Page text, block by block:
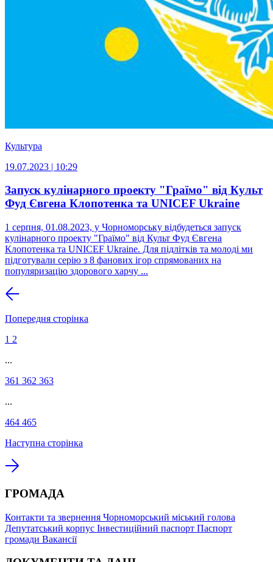
Культура
19.07.2023 | 10:29
Запуск кулінарного проекту "Граїмо" від Культ
Фуд Євгена Клопотенка та UNICEF Ukraine
1 серпня, 01.08.2023, у Чорноморську відбудеться запуск
кулінарного проекту "Граїмо" від Культ Фуд Євгена
Клопотенка та UNICEF Ukraine. Для підлітків та молоді ми
підготували серію з 8 фанових ігор спрямованих на
популяризацію здорового харчу ...
Попередня сторінка
1 2
...
361 362 363
...
464 465
Наступна сторінка
ГРОМАДА
Контакти та звернення Чорноморський міський голова
Депутатський корпус Інвестиційний паспорт Паспорт
громади Вакансії